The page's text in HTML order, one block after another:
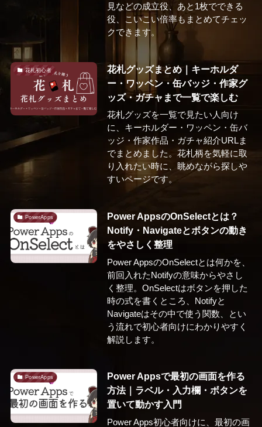
見などの成立役、あと1枚でできる
役、こいこい倍率もまとめてチェッ
クできます。
花札初心者
花札グッズまとめ｜キーホルダ
ー・ワッペン・缶バッジ・作家グ
ッズ・ガチャまで一覧で楽しむ
花札グッズを一覧で見たい人向け
に、キーホルダー・ワッペン・缶バ
ッジ・作家作品・ガチャ紹介URLま
でまとめました。花札柄を気軽に取
り入れたい時に、眺めながら探しや
すいページです。
PowerApps
Power AppsのOnSelectとは？
Notify・Navigateとボタンの動き
をやさしく整理
Power AppsのOnSelectとは何かを、
前回入れたNotifyの意味からやさし
く整理。OnSelectはボタンを押した
時の式を書くところ、Notifyと
Navigateはその中で使う関数、とい
う流れで初心者向けにわかりやすく
解説します。
PowerApps
Power Appsで最初の画面を作る
方法｜ラベル・入力欄・ボタンを
置いて動かす入門
Power Apps初心者向けに、最初の画